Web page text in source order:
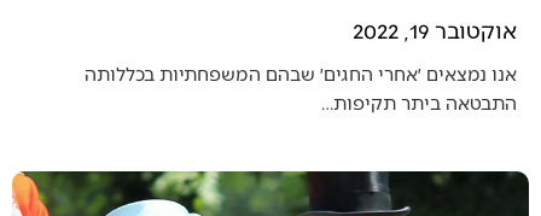
אוקטובר 19, 2022
אנו נמצאים ׳אחרי החגים׳ שבהם המשפחתיות בכללותה
התבטאה ביתר תקיפות…